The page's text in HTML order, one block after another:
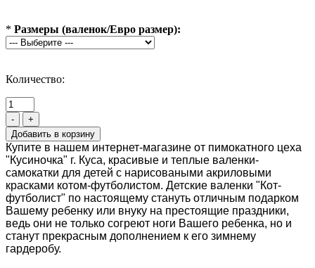
* Размеры (валенок/Евро размер):
Количество:
- +
Купите в нашем интернет-магазине от пимокатного цеха
"Кусиночка" г. Куса, красивые и теплые валенки-
самокатки для детей с нарисоваными акриловыми
красками котом-футболистом. Детские валенки "Кот-
футболист" по настоящему стануть отличным подарком
Вашему ребенку или внуку на престоящие праздники,
ведь они не только согреют ноги Вашего ребенка, но и
станут прекрасным дополнением к его зимнему
гардеробу.